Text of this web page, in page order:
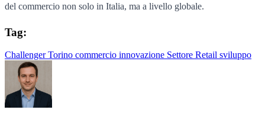
del commercio non solo in Italia, ma a livello globale.
Tag:
Challenger Torino commercio innovazione Settore Retail sviluppo